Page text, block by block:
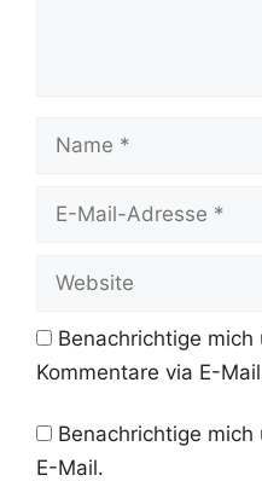
Name
Website
Benachrichtige
Kommentare via E-
Benachrichtige
E-Mail.